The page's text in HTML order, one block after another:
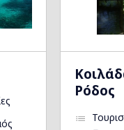
Ρόδος